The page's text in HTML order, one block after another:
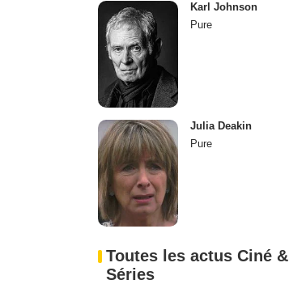
Karl Johnson
Pure
Julia Deakin
Pure
Toutes les actus Ciné &
Séries